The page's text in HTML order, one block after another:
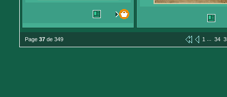
Page 37 de 349 1 ... 34